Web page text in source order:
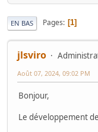
EN BAS Pages 1
jlsviro
Août 07, 2024, 09:02 PM
Bonjour,
Le développement